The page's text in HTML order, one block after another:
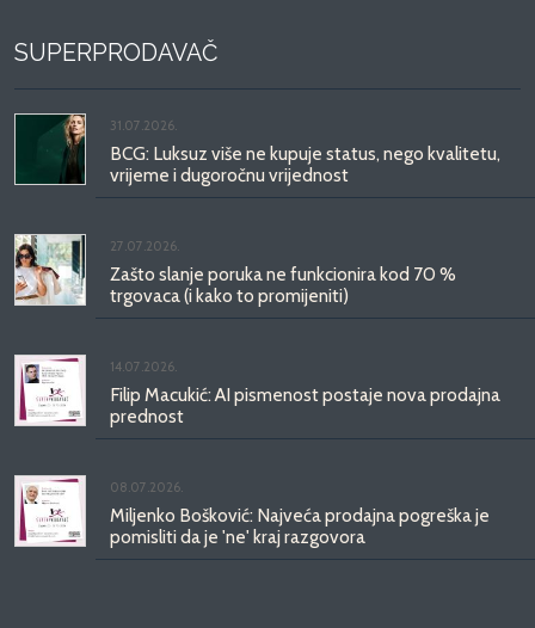
SUPERPRODAVAČ
31.07.2026.
BCG: Luksuz više ne kupuje status, nego kvalitetu,
vrijeme i dugoročnu vrijednost
27.07.2026.
Zašto slanje poruka ne funkcionira kod 70 %
trgovaca (i kako to promijeniti)
14.07.2026.
Filip Macukić: AI pismenost postaje nova prodajna
prednost
08.07.2026.
Miljenko Bošković: Najveća prodajna pogreška je
pomisliti da je 'ne' kraj razgovora